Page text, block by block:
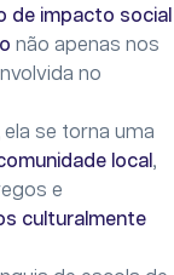
de impacto social
não apenas nos
no
se torna uma
local,
e
culturalmente